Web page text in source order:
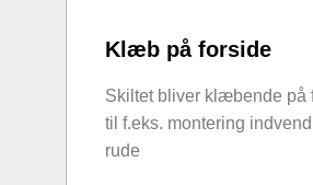
Klæb på forside
Skiltet bliver klæbende på
til f.eks. montering
rude